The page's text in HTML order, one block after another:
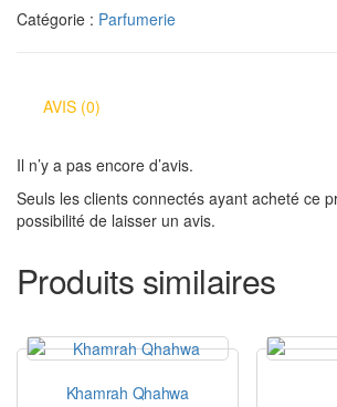
Catégorie : Parfumerie
AVIS (0)
Il n’y a pas encore d’avis.
Seuls les clients connectés ayant acheté ce
possibilité de laisser un avis.
Produits similaires
Khamrah Qhahwa